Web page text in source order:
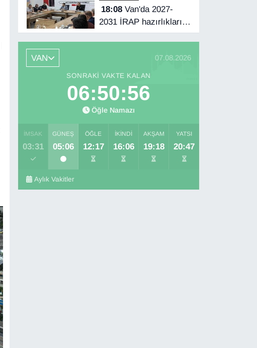
18:08Van'da 2027-
2031 İRAP hazırlıkları
başladı
VAN 07.08.2026
SONRAKI VAKTE KALAN
06:50:55
Öğle Namazı
İMSAK
03:31
GÜNEŞ
05:06
ÖĞLE
12:17
İKINDI
16:06
AKŞAM
19:18
YATSI
20:47
Aylık Vakitler